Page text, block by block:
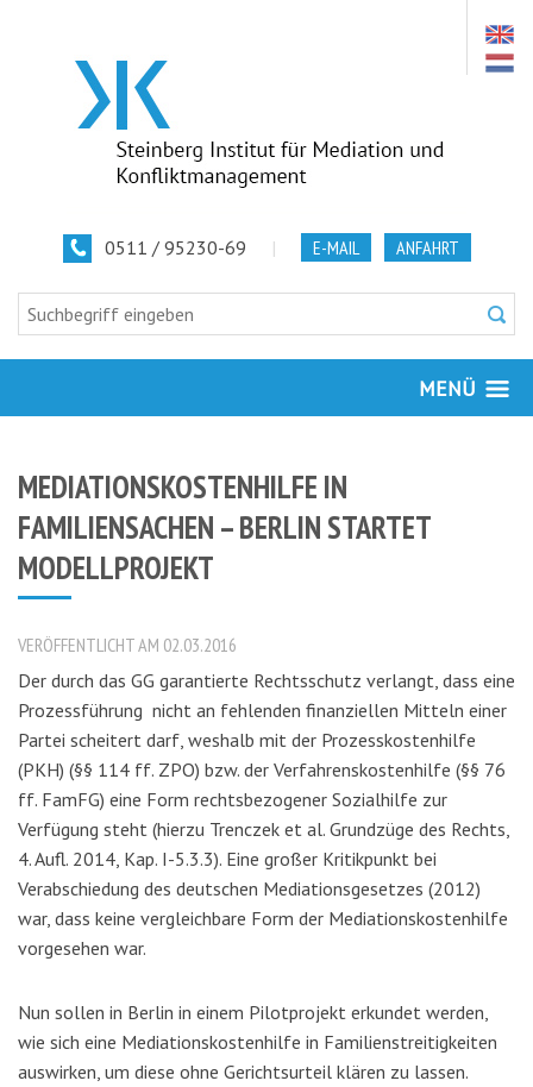
0511 / 95230-69 | E-MAIL ANFAHRT
MENÜ
MEDIATIONSKOSTENHILFE IN
FAMILIENSACHEN – BERLIN STARTET
MODELLPROJEKT
VERÖFFENTLICHT AM 02.03.2016
Der durch das GG garantierte Rechtsschutz verlangt, dass eine
Prozessführung nicht an fehlenden finanziellen Mitteln einer
Partei scheitert darf, weshalb mit der Prozesskostenhilfe
(PKH) (§§ 114 ff. ZPO) bzw. der Verfahrenskostenhilfe (§§ 76
ff. FamFG) eine Form rechtsbezogener Sozialhilfe zur
Verfügung steht (hierzu Trenczek et al. Grundzüge des Rechts,
4. Aufl. 2014, Kap. I-5.3.3). Eine großer Kritikpunkt bei
Verabschiedung des deutschen Mediationsgesetzes (2012)
war, dass keine vergleichbare Form der Mediationskostenhilfe
vorgesehen war.
Nun sollen in Berlin in einem Pilotprojekt erkundet werden,
wie sich eine Mediationskostenhilfe in Familienstreitigkeiten
auswirken, um diese ohne Gerichtsurteil klären zu lassen.